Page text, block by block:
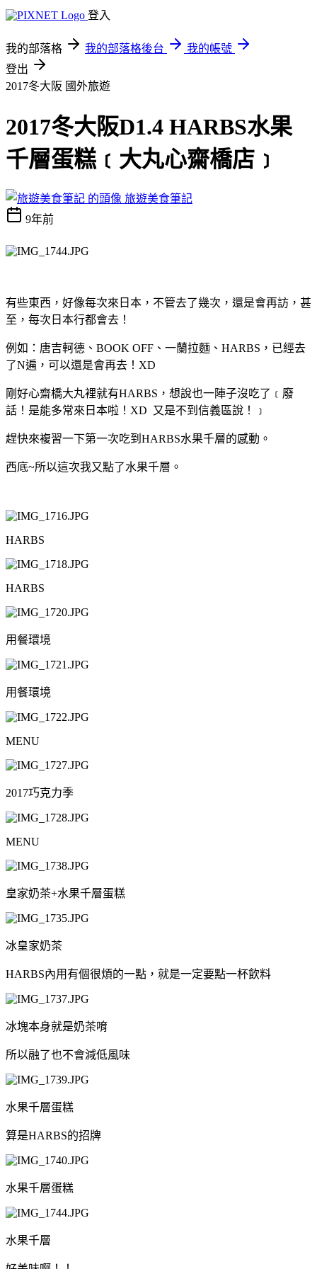
登入
我的部落格 我的部落格後台
我的帳號
登出
2017冬大阪 國外旅遊
2017冬大阪D1.4 HARBS水果
千層蛋糕﹝大丸心齋橋店﹞
旅遊美食筆記
9年前
有些東西，好像每次來日本，不管去了幾次，還是會再訪，甚
至，每次日本行都會去！
例如：唐吉軻德、BOOK OFF、一蘭拉麵、HARBS，已經去
了N遍，可以還是會再去！XD
剛好心齋橋大丸裡就有HARBS，想說也一陣子沒吃了﹝廢
話！是能多常來日本啦！XD 又是不到信義區說！﹞
趕快來複習一下第一次吃到HARBS水果千層的感動。
西底~所以這次我又點了水果千層。
HARBS
HARBS
用餐環境
用餐環境
MENU
2017巧克力季
MENU
皇家奶茶+水果千層蛋糕
冰皇家奶茶
HARBS內用有個很煩的一點，就是一定要點一杯飲料
冰塊本身就是奶茶唷
所以融了也不會減低風味
水果千層蛋糕
算是HARBS的招牌
水果千層蛋糕
水果千層